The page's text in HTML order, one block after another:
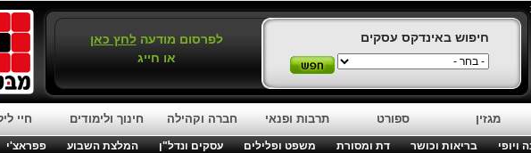
חיפוש באינדקס עסקים לפרסום מודעהלחץ כאן
או חייג
מגזין ספורט תרבות ופנאי חברה וקהילה חינוך ולימודים חיי
ויופי בריאות וכושר דת ומסורת משפט ופלילים עסקים ונדל"ן המלצת השבוע פפראצ'י